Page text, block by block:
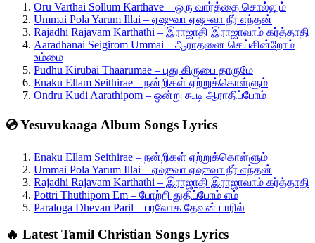
Oru Varthai Sollum Karthave – ஒரு வார்த்தை சொல்லும்
Ummai Pola Yarum Illai – ஏஷுவா ஏஷுவா நீர் எந்தன்
Rajadhi Rajavam Karthathi – இராஜாதி இராஜாவாம் கர்த்தாதி
Aaradhanai Seigirom Ummai – ஆராதனை செய்கின்றோம்
உம்மை
Pudhu Kirubai Thaarumae – புது கிருபை தாருமே
Enaku Ellam Seithirae – நன்றிகள் ஏற்றுக்கொள்ளும்
Ondru Kudi Aarathipom – ஒன்று கூடி ஆராதிப்போம்
💿 Yesuvukaaga Album Songs Lyrics
Enaku Ellam Seithirae – நன்றிகள் ஏற்றுக்கொள்ளும்
Ummai Pola Yarum Illai – ஏஷுவா ஏஷுவா நீர் எந்தன்
Rajadhi Rajavam Karthathi – இராஜாதி இராஜாவாம் கர்த்தாதி
Pottri Thuthipom Em – போற்றி துதிப்போம் எம்
Paraloga Dhevan Paril – பரலோக தேவன் பாரில்
🔥 Latest Tamil Christian Songs Lyrics